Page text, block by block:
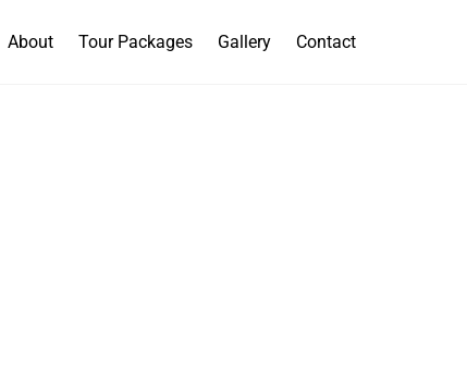
About Tour Packages Gallery Contact